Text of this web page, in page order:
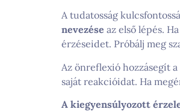
A tudatosság
nevezése az első lépés.
érzéseidet. Próbálj meg
Az önreflexió hozzásegít
saját reakcióidat. Ha
A kiegyensúlyozott